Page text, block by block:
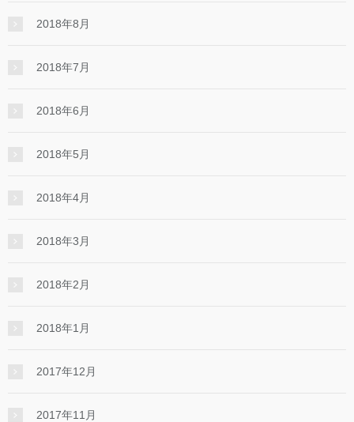
2018年8月
2018年7月
2018年6月
2018年5月
2018年4月
2018年3月
2018年2月
2018年1月
2017年12月
2017年11月